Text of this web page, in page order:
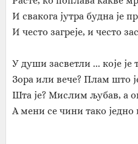
И свакога јутра будна је
И често загреје, и често
У души засветли ... које је
Зора или вече? Плам што
Шта је? Мислим љубав, а
А мени се чини тако једно